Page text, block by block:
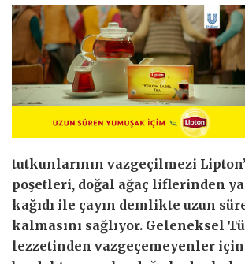
tutkunlarının vazgeçilmezi
poşetleri, doğal ağaç liflerinden
kağıdı ile çayın demlikte uzun
kalmasını sağlıyor. Geleneksel
lezzetinden vazgeçemeyenler